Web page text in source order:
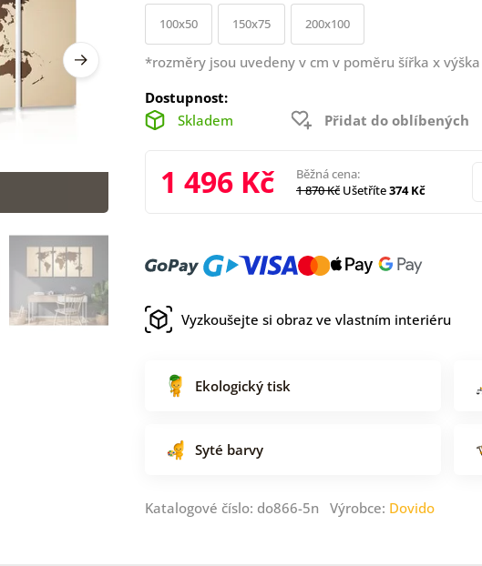
100x50 150x75 200x100
*rozměry jsou uvedeny v cm v poměru šířka x výška
Dostupnost:
Skladem
Přidat do oblíbených
1 496 Kč
Běžná cena:
1 870 Kč Ušetříte374 Kč
Vyzkoušejte si obraz ve vlastním interiéru
Ekologický tisk
Syté barvy
Katalogové číslo: do866-5n Výrobce: Dovido